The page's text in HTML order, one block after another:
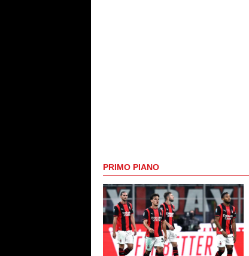
PRIMO PIANO